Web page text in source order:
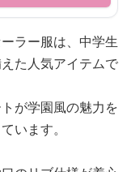
ラー服は、中学生
た人気アイテムで
が学園風の魅力を
います。